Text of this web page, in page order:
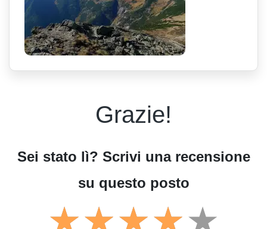
Grazie!
Sei stato lì? Scrivi una recensione
su questo posto